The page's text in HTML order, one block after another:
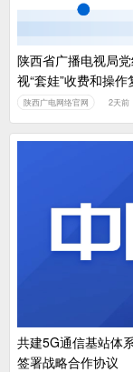
陕西省广播电视局
视“套娃”收费和操
陕西广电网络官网 2天前
共建5G通信基站体
签署战略合作协议